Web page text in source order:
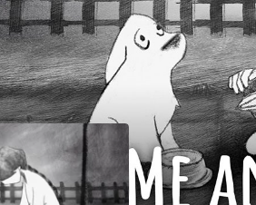
เนื้อหาที่แนะนำ รายละเอียด